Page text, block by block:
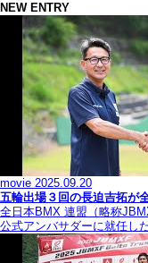
NEW ENTRY
movie 2025.09.20
五輪出場３回の長迫吉拓が
全日本BMX 連盟（略称
公式アンバサダーに就任し